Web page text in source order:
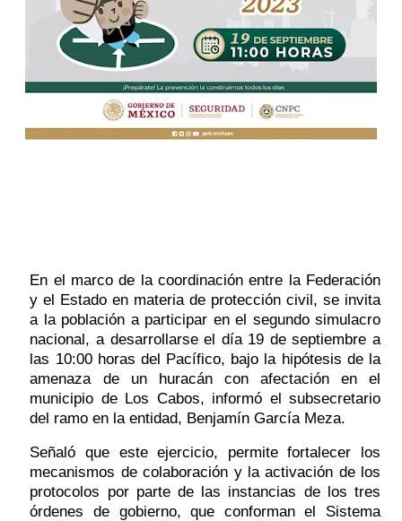
En el marco de la coordinación entre la Federación
y el Estado en materia de protección civil, se invita
a la población a participar en el segundo simulacro
nacional, a desarrollarse el día 19 de septiembre a
las 10:00 horas del Pacífico, bajo la hipótesis de la
amenaza de un huracán con afectación en el
municipio de Los Cabos, informó el subsecretario
del ramo en la entidad, Benjamín García Meza.
Señaló que este ejercicio, permite fortalecer los
mecanismos de colaboración y la activación de los
protocolos por parte de las instancias de los tres
órdenes de gobierno, que conforman el Sistema